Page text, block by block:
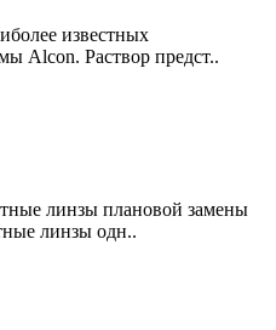
известных
Alcon. Раствор предст..
линзы плановой замены
линзы одн..